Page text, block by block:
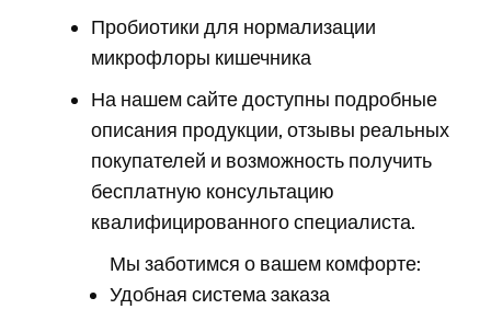
Пробиотики для нормализации
микрофлоры кишечника
На нашем сайте доступны подробные
описания продукции, отзывы реальных
покупателей и возможность получить
бесплатную консультацию
квалифицированного специалиста.
Мы заботимся о вашем комфорте:
Удобная система заказа